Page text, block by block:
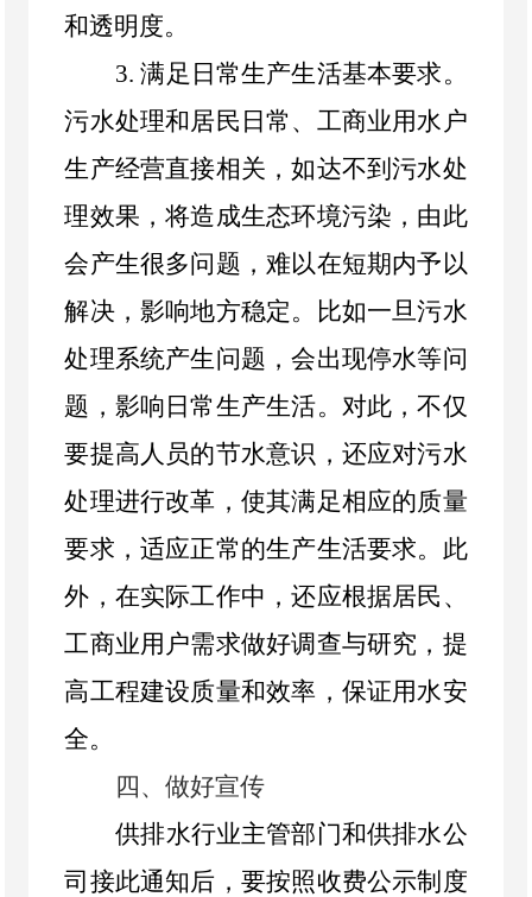
和透明度。
3.满足日常生产生活基本要求。
污水处理和居民日常、工商业用水户
生产经营直接相关，如达不到污水处
理效果，将造成生态环境污染，由此
会产生很多问题，难以在短期内予以
解决，影响地方稳定。比如一旦污水
处理系统产生问题，会出现停水等问
题，影响日常生产生活。对此，不仅
要提高人员的节水意识，还应对污水
处理进行改革，使其满足相应的质量
要求，适应正常的生产生活要求。此
外，在实际工作中，还应根据居民、
工商业用户需求做好调查与研究，提
高工程建设质量和效率，保证用水安
全。
四 、做好宣传
供排水行业主管部门和供排水公
司接此通知后，要按照收费公示制度